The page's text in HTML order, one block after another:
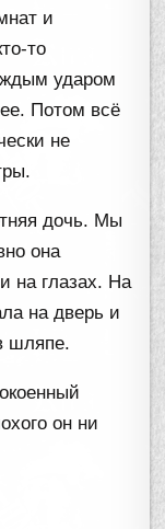
и
то
ударом
Потом всё
не
дочь. Мы
она
на глазах. На
на дверь и
шляпе.
он ни